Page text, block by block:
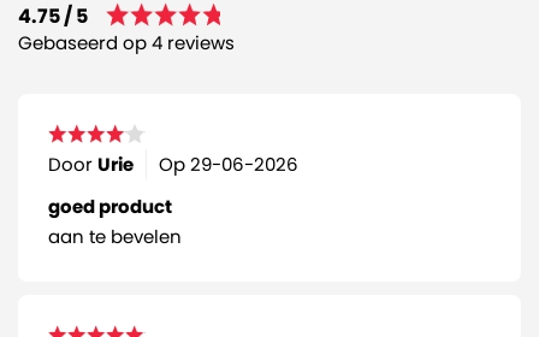
4.75 / 5
Gebaseerd op 4 reviews
DoorUrie Op29-06-2026
goed product
aan te bevelen